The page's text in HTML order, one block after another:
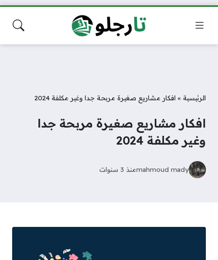
الرئيسية » افكار مشاريع صغيرة مربحة جدا وغير مكلفة 2024
افكار مشاريع صغيرة مربحة جدا
وغير مكلفة 2024
mahmoud madyمنذ 3 سنوات